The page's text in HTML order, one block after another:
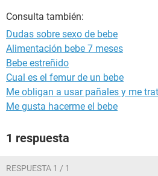
Consulta también:
Dudas sobre sexo de bebe
Alimentación bebe 7 meses
Bebe estreñido
Cual es el femur de un bebe
Me obligan a usar pañales y me
Me gusta hacerme el bebe
1 respuesta
RESPUESTA 1 / 1